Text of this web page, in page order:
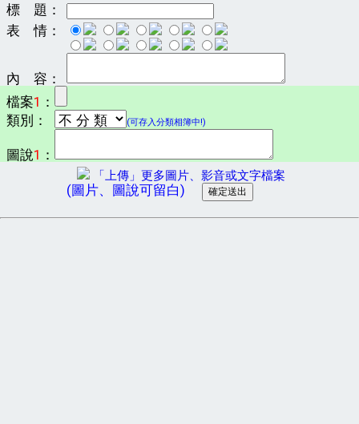
標 題：
表 情：
內 容：
檔案1 ：
類別：
(可存入分類相簿中!)
圖說1 ：
「上傳」更多圖片、影音或文字檔案
(圖片、圖說可留白)